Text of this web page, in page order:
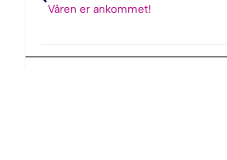
Våren er ankommet!